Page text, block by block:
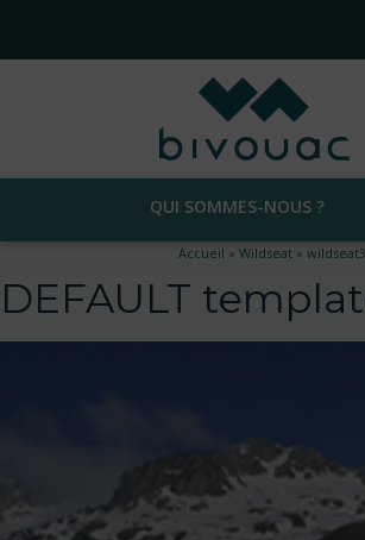
QUI SOMMES-NOUS ?
Accueil » Wildseat » wildseat3
DEFAULT